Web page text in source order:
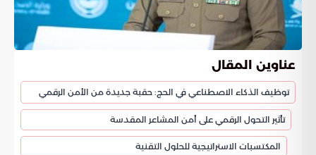
عناوين المقال
توظيف الذكاء الاصطناعي في الحج: حقبة جديدة من الأمن الرقمي
تأثير التحول الرقمي على أمن المشاعر المقدسة
المكتسبات الاستراتيجية للحلول التقنية